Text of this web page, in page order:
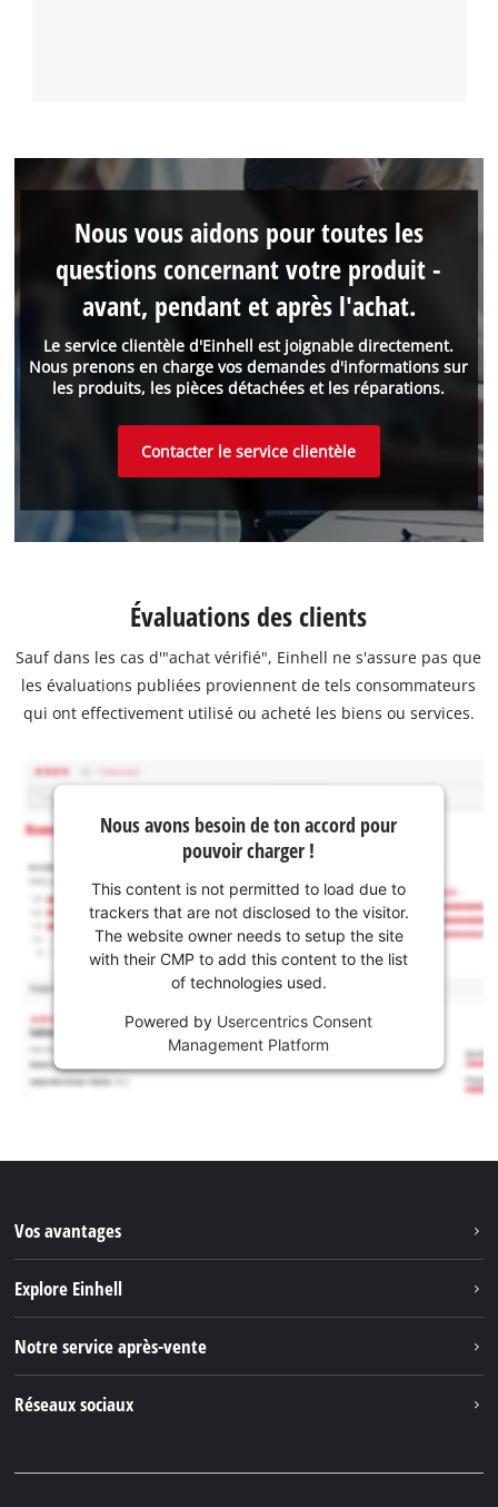
Le service clientèle d'Einhell est joignable directement.
Nous prenons en charge vos demandes d'informations sur
les produits, les pièces détachées et les réparations.
Nous vous aidons pour toutes les
questions concernant votre produit -
avant, pendant et après l'achat.
Contacter le service clientèle
Évaluations des clients
Sauf dans les cas d'"achat vérifié", Einhell ne s'assure pas que
les évaluations publiées proviennent de tels consommateurs
qui ont effectivement utilisé ou acheté les biens ou services.
Nous avons besoin de ton accord pour
pouvoir charger !
This content is not permitted to load due to
trackers that are not disclosed to the visitor.
The website owner needs to setup the site
with their CMP to add this content to the list
of technologies used.
Powered by Usercentrics Consent
Management Platform
Vos avantages
Explore Einhell
Einhell Germany AG
Notre service après-vente
Réseaux sociaux